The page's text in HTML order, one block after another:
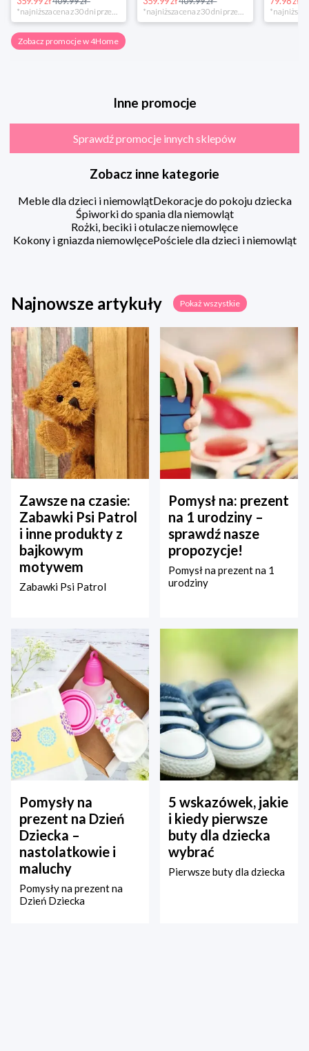
Zobacz promocje w 4Home
Inne promocje
Sprawdź promocje innych sklepów
Zobacz inne kategorie
Meble dla dzieci i niemowlątDekoracje do pokoju dziecka
Śpiworki do spania dla niemowląt
Rożki, beciki i otulacze niemowlęce
Kokony i gniazda niemowlęcePościele dla dzieci i niemowląt
Najnowsze artykuły Pokaż wszystkie
Zawsze na czasie:
Zabawki Psi Patrol
i inne produkty z
bajkowym
motywem
Zabawki Psi Patrol
Pomysł na: prezent
na 1 urodziny –
sprawdź nasze
propozycje!
Pomysł na prezent na 1
urodziny
Pomysły na
prezent na Dzień
Dziecka –
nastolatkowie i
maluchy
Pomysły na prezent na
Dzień Dziecka
5 wskazówek, jakie
i kiedy pierwsze
buty dla dziecka
wybrać
Pierwsze buty dla dziecka